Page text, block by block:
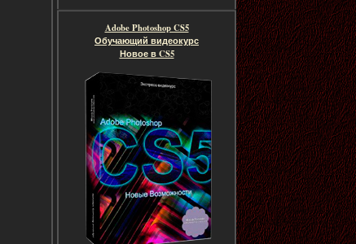
Adobe Photoshop CS5
Обучающий видеокурс
Новое в CS5